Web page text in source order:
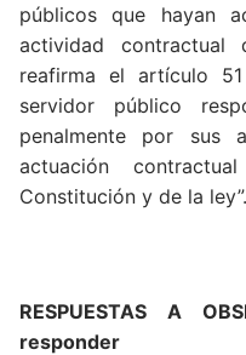
públicos que hayan
actividad
reafirma el artículo
servidor público
penalmente por sus
actuación
Constitución y de la ley”.
RESPUESTAS A
responder